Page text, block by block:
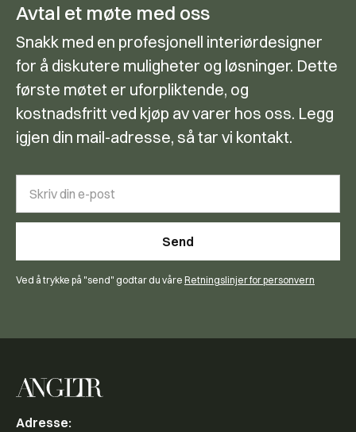
Avtal et møte med oss
Snakk med en profesjonell interiørdesigner
for å diskutere muligheter og løsninger. Dette
første møtet er uforpliktende, og
kostnadsfritt ved kjøp av varer hos oss. Legg
igjen din mail-adresse, så tar vi kontakt.
Ved å trykke på "send" godtar du våre Retningslinjer for personvern
Adresse: